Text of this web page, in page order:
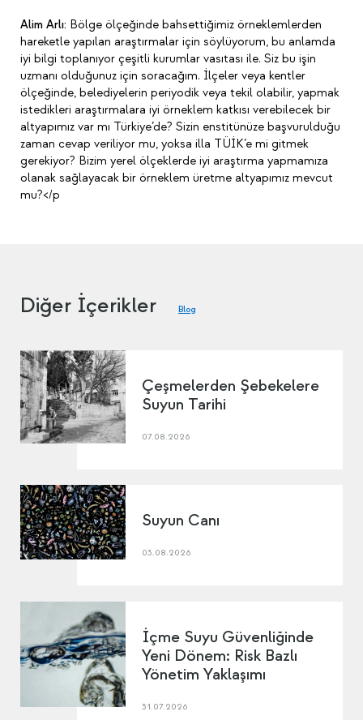
Alim Arlı: Bölge ölçeğinde bahsettiğimiz örneklemlerden
hareketle yapılan araştırmalar için söylüyorum, bu anlamda
iyi bilgi toplanıyor çeşitli kurumlar vasıtası ile. Siz bu işin
uzmanı olduğunuz için soracağım. İlçeler veya kentler
ölçeğinde, belediyelerin periyodik veya tekil olabilir, yapmak
istedikleri araştırmalara iyi örneklem katkısı verebilecek bir
altyapımız var mı Türkiye’de? Sizin enstitünüze başvurulduğu
zaman cevap veriliyor mu, yoksa illa TÜİK’e mi gitmek
gerekiyor? Bizim yerel ölçeklerde iyi araştırma yapmamıza
olanak sağlayacak bir örneklem üretme altyapımız mevcut
mu?</p
Diğer İçerikler Blog
Çeşmelerden Şebekelere
Suyun Tarihi
07.08.2026
Suyun Canı
03.08.2026
İçme Suyu Güvenliğinde
Yeni Dönem: Risk Bazlı
Yönetim Yaklaşımı
31.07.2026